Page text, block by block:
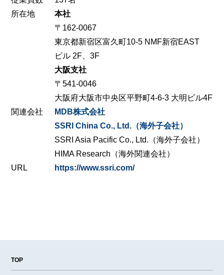
所在地
本社
〒162-0067
東京都新宿区富久町10-5 NMF新宿EAST
ビル 2F、3F
大阪支社
〒541-0046
大阪府大阪市中央区平野町4-6-3 大明ビル4F
関連会社
MDB株式会社
SSRI China Co., Ltd.（海外子会社）
SSRI Asia Pacific Co., Ltd.（海外子会社）
HIMA Research（海外関連会社）
URL
https://www.ssri.com/
TOP